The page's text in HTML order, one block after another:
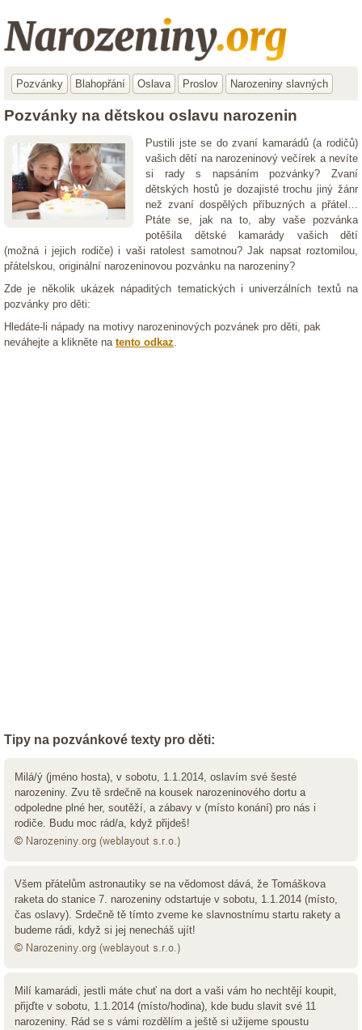
Pozvánky Blahopřání Oslava Proslov Narozeniny slavných
Pozvánky na dětskou oslavu narozenin
Pustili jste se do zvaní kamarádů (a rodičů)
vašich dětí na narozeninový večírek a nevíte
si rady s napsáním pozvánky? Zvaní
dětských hostů je dozajisté trochu jiný žánr
než zvaní dospělých příbuzných a přátel…
Ptáte se, jak na to, aby vaše pozvánka
potěšila dětské kamarády vašich dětí
(možná i jejich rodiče) i vaši ratolest samotnou? Jak napsat roztomilou,
přátelskou, originální narozeninovou pozvánku na narozeniny?
Zde je několik ukázek nápaditých tematických i univerzálních textů na
pozvánky pro děti:
Hledáte-li nápady na motivy narozeninových pozvánek pro děti, pak
neváhejte a klikněte na tento odkaz.
Tipy na pozvánkové texty pro děti:
Milá/ý (jméno hosta), v sobotu, 1.1.2014, oslavím své šesté
narozeniny. Zvu tě srdečně na kousek narozeninového dortu a
odpoledne plné her, soutěží, a zábavy v (místo konání) pro nás i
rodiče. Budu moc rád/a, když přijdeš!
Všem přátelům astronautiky se na vědomost dává, že Tomáškova
raketa do stanice 7. narozeniny odstartuje v sobotu, 1.1.2014 (místo,
čas oslavy). Srdečně tě tímto zveme ke slavnostnímu startu rakety a
budeme rádi, když si jej nenecháš ujít!
Milí kamarádi, jestli máte chuť na dort a vaši vám ho nechtějí koupit,
přijďte v sobotu, 1.1.2014 (místo/hodina), kde budu slavit své 11
narozeniny. Rád se s vámi rozdělím a ještě si užijeme spoustu